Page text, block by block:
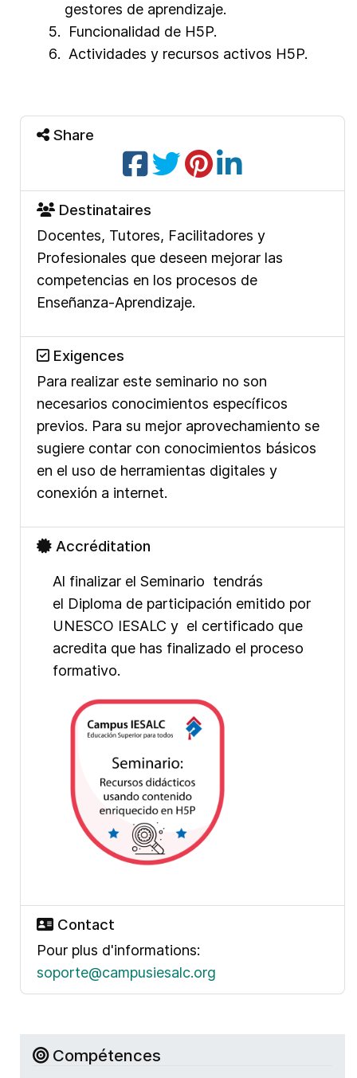
gestores de aprendizaje.
Funcionalidad de H5P.
Actividades y recursos activos H5P.
Share
Destinataires
Docentes, Tutores, Facilitadores y
Profesionales que deseen mejorar las
competencias en los procesos de
Enseñanza-Aprendizaje.
Exigences
Para realizar este seminario no son
necesarios conocimientos específicos
previos. Para su mejor aprovechamiento se
sugiere contar con conocimientos básicos
en el uso de herramientas digitales y
conexión a internet.
Accréditation
Al finalizar el Seminario tendrás
el Diploma de participación emitido por
UNESCO IESALC y el certificado que
acredita que has finalizado el proceso
formativo.
Contact
Pour plus d'informations:
soporte@campusiesalc.org
Compétences